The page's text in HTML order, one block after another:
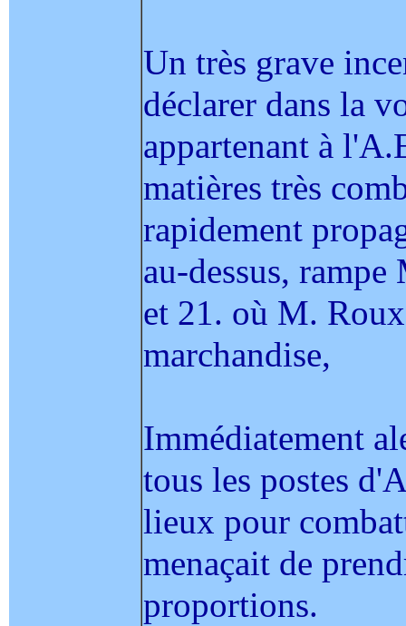
Un très grave
déclarer dans la
appartenant à
matières très
rapidement
au-dessus,
et 21. où M.
marchandise,
Immédiatement
tous les postes
lieux pour
menaçait de
proportions.